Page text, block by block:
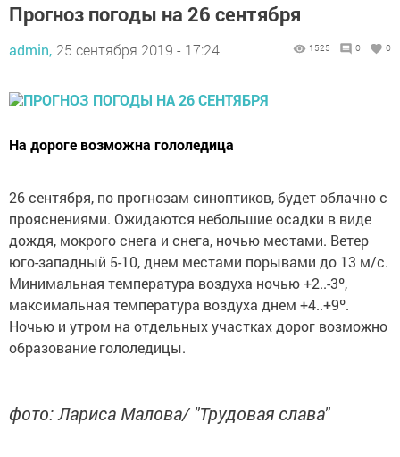
Прогноз погоды на 26 сентября
admin, 25 сентября 2019 - 17:24 1525 0 0
На дороге возможна гололедица
26 сентября, по прогнозам синоптиков, будет облачно с
прояснениями. Ожидаются небольшие осадки в виде
дождя, мокрого снега и снега, ночью местами. Ветер
юго-западный 5-10, днем местами порывами до 13 м/с.
Минимальная температура воздуха ночью +2..-3º,
максимальная температура воздуха днем +4..+9º.
Ночью и утром на отдельных участках дорог возможно
образование гололедицы.
фото: Лариса Малова/ "Трудовая слава"